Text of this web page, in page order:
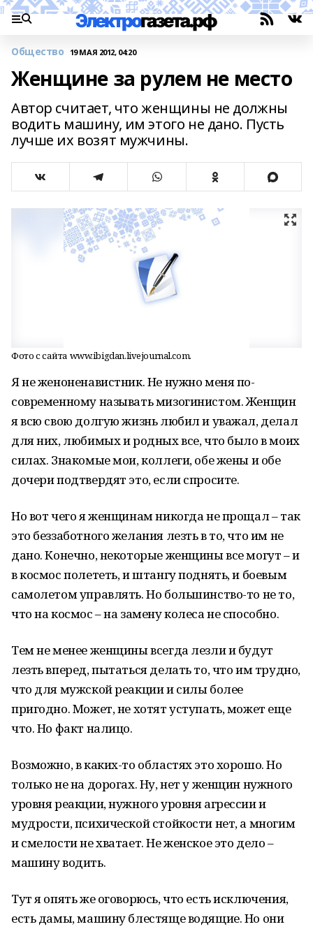
Общество 19 МАЯ 2012, 04:20
Женщине за рулем не место
Автор считает, что женщины не должны
водить машину, им этого не дано. Пусть
лучше их возят мужчины.
Фото с сайта www.ibigdan.livejournal.com.
Я не женоненавистник. Не нужно меня по-
современному называть мизогинистом. Женщин
я всю свою долгую жизнь любил и уважал, делал
для них, любимых и родных все, что было в моих
силах. Знакомые мои, коллеги, обе жены и обе
дочери подтвердят это, если спросите.
Но вот чего я женщинам никогда не прощал – так
это беззаботного желания лезть в то, что им не
дано. Конечно, некоторые женщины все могут – и
в космос полететь, и штангу поднять, и боевым
самолетом управлять. Но большинство-то не то,
что на космос – на замену колеса не способно.
Тем не менее женщины всегда лезли и будут
лезть вперед, пытаться делать то, что им трудно,
что для мужской реакции и силы более
пригодно. Может, не хотят уступать, может еще
что. Но факт налицо.
Возможно, в каких-то областях это хорошо. Но
только не на дорогах. Ну, нет у женщин нужного
уровня реакции, нужного уровня агрессии и
мудрости, психической стойкости нет, а многим
и смелости не хватает. Не женское это дело –
машину водить.
Тут я опять же оговорюсь, что есть исключения,
есть дамы, машину блестяще водящие. Но они